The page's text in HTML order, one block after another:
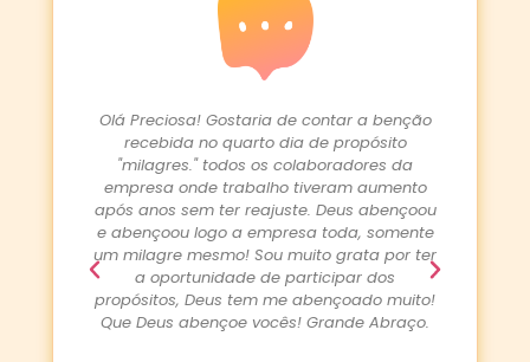
contar a benção
de propósito
da
tiveram aumento
Deus abençoou
toda, somente
muito grata por ter
dos
abençoado muito!
Grande Abraço.
O Tudo bem? Hoje eu tive uma resposta
propósito "A minha vida é a abençoada"
Orei e jejuei pela efetivação do meu
que depois de três anos desempregado
conseguiu um emprego temporário que o
deixou muito feliz Hoje ele recebeu a
da efetivação. Que sua vida seja sempre
usada por Deus para aproximar as
Dele. Obrigada pelo direcionamento. Hoje
sempre é dia de agradecer.